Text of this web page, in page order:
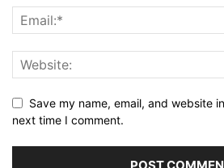
Save my name, email, and website
next time I comment.